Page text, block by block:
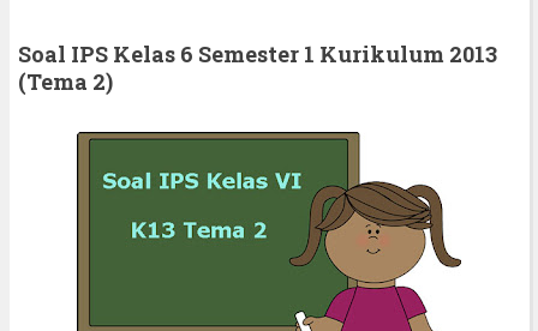
Soal IPS Kelas 6 Semester 1 Kurikulum 2013
(Tema 2)